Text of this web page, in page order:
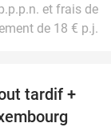
et frais de
de 18 € p.j.
17%
tardif +